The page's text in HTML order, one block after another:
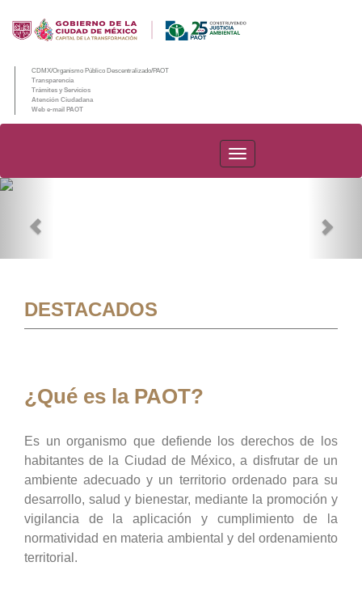
CDMX/Organismo Público Descentralizado/PAOT
Transparencia
Trámites y Servicios
Atención Ciudadana
Web e-mail PAOT
PAOT
DESTACADOS
¿Qué es la PAOT?
Es un organismo que defiende los derechos de los
habitantes de la Ciudad de México, a disfrutar de un
ambiente adecuado y un territorio ordenado para su
desarrollo, salud y bienestar, mediante la promoción y
vigilancia de la aplicación y cumplimiento de la
normatividad en materia ambiental y del ordenamiento
territorial.